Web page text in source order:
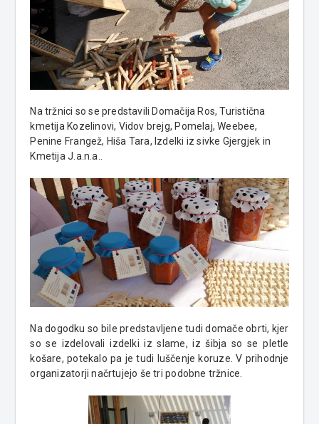
Na tržnici so se predstavili Domačija Ros, Turistična
kmetija Kozelinovi, Vidov brejg, Pomelaj, Weebee,
Penine Frangež, Hiša Tara, Izdelki iz sivke Gjergjek in
Kmetija J.a.n.a..
Na dogodku so bile predstavljene tudi domače obrti, kjer
so se izdelovali izdelki iz slame, iz šibja so se pletle
košare, potekalo pa je tudi luščenje koruze. V prihodnje
organizatorji načrtujejo še tri podobne tržnice.